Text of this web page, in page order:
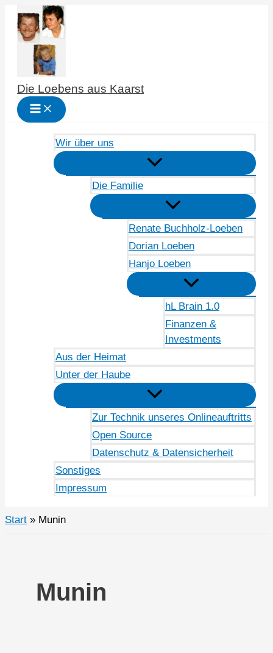
Zum
Inhalt
springen
Die Loebens aus Kaarst
Wir über uns
Die Familie
Renate Buchholz-Loeben
Dorian Loeben
Hanjo Loeben
hL Brain 1.0
Finanzen &
Investments
Aus der Heimat
Unter der Haube
Zur Technik unseres Onlineauftritts
Open Source
Datenschutz & Datensicherheit
Sonstiges
Impressum
Start Munin
Munin